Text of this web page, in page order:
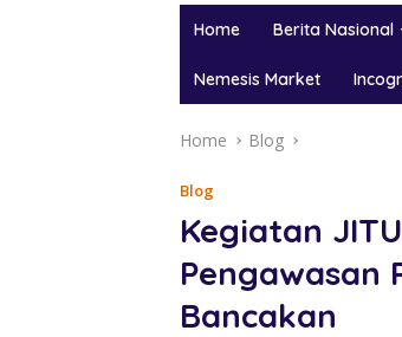
Home Berita Nasional
Nemesis Market
Home Blog
Blog
Kegiatan
Pengawasan
Bancakan